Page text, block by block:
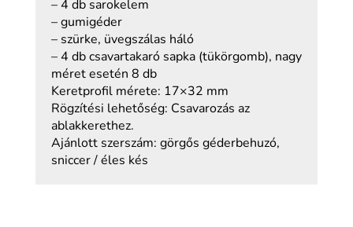
– 4 db sarokelem
– gumigéder
– szürke, üvegszálas háló
– 4 db csavartakaró sapka (tükörgomb), nagy
méret esetén 8 db
Keretprofil mérete: 17×32 mm
Rögzítési lehetőség: Csavarozás az
ablakkerethez.
Ajánlott szerszám: görgős géderbehuzó,
sniccer / éles kés